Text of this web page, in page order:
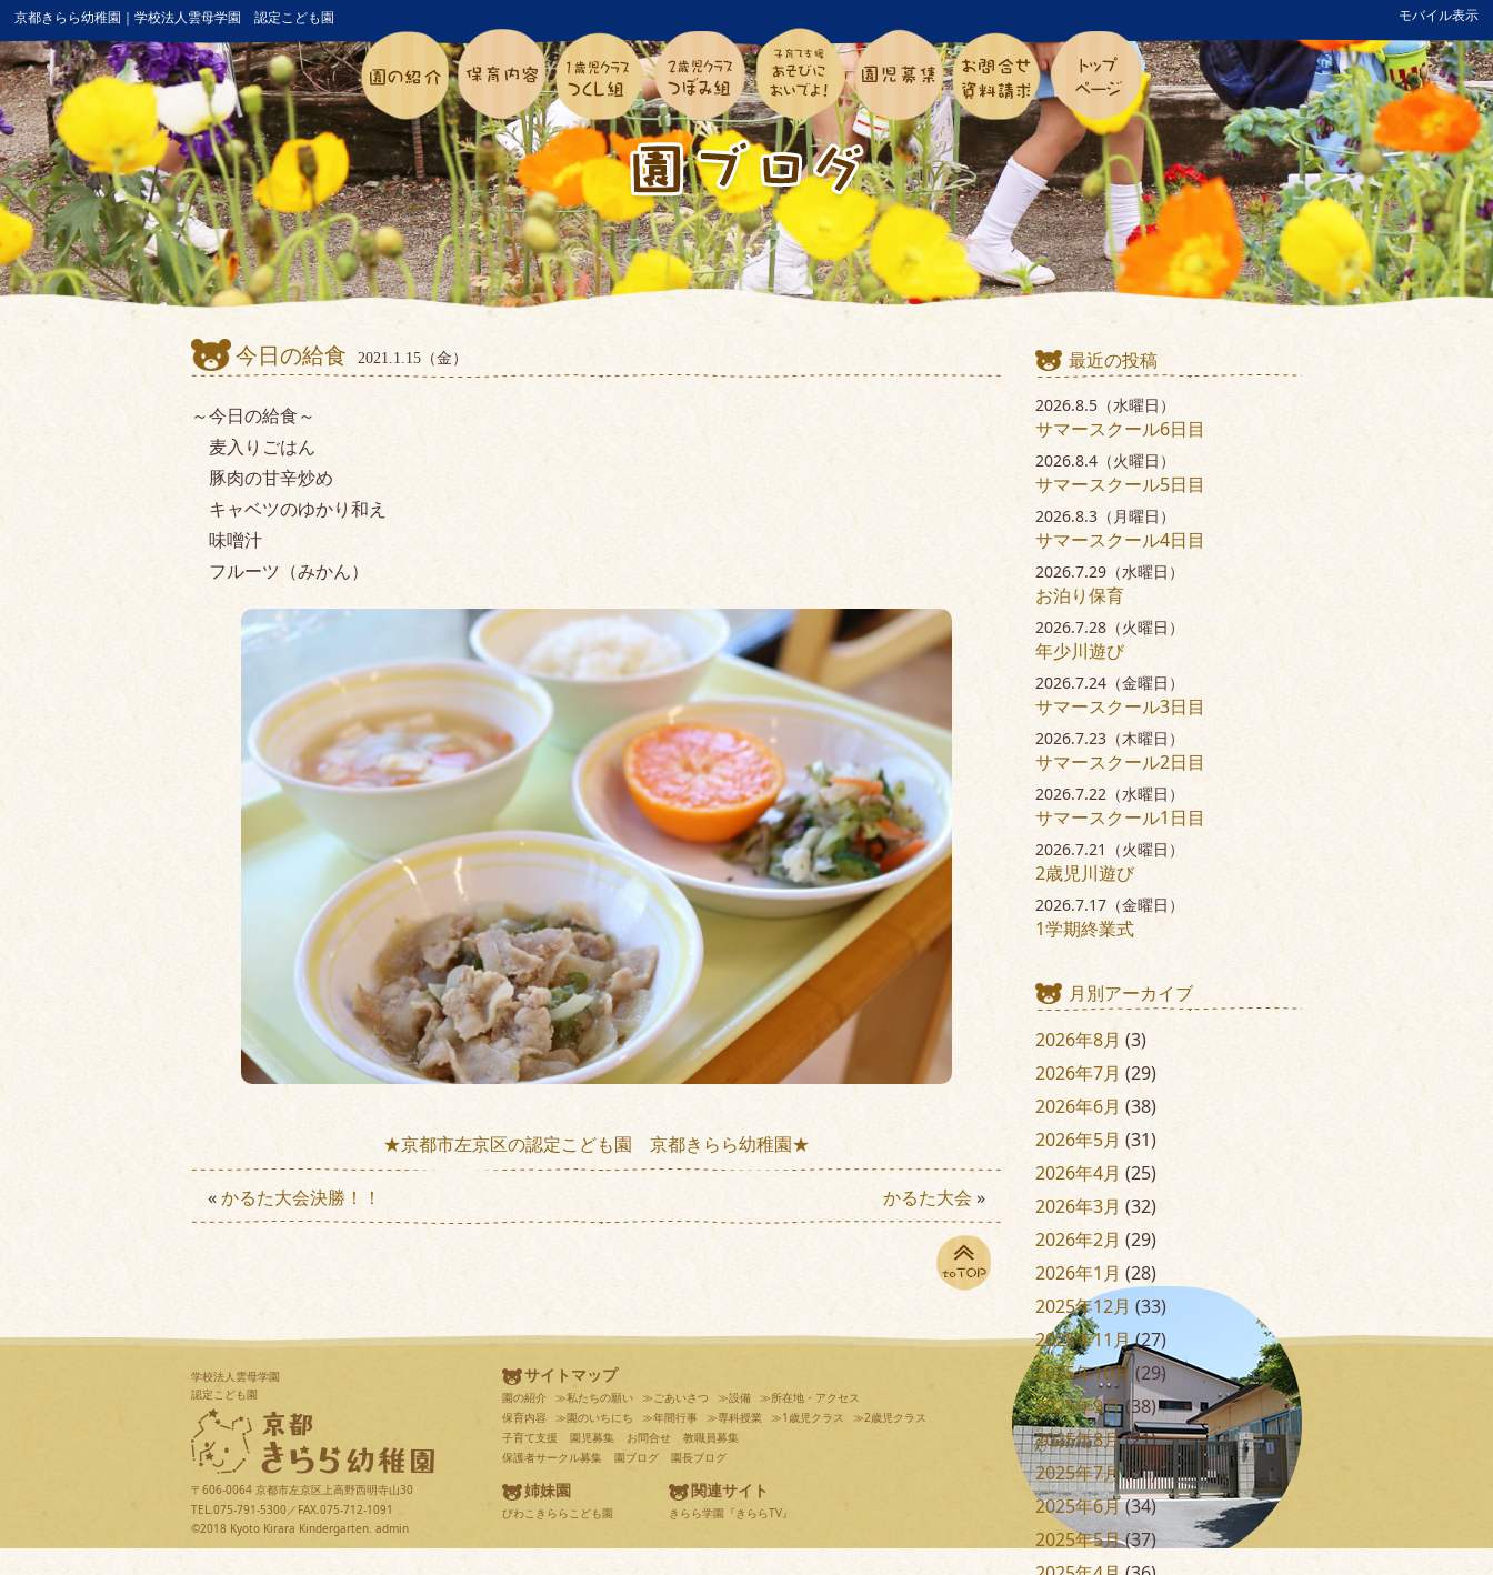
京都きらら幼稚園｜学校法人雲母学園 認定こども園 モバイル表示
今日の給食 2021.1.15（金）
～今日の給食～
麦入りごはん
豚肉の甘辛炒め
キャベツのゆかり和え
味噌汁
フルーツ（みかん）
★京都市左京区の認定こども園 京都きらら幼稚園★
«かるた大会決勝！！ かるた大会 »
最近の投稿
2026.8.5（水曜日）
サマースクール6日目
2026.8.4（火曜日）
サマースクール5日目
2026.8.3（月曜日）
サマースクール4日目
2026.7.29（水曜日）
お泊り保育
2026.7.28（火曜日）
年少川遊び
2026.7.24（金曜日）
サマースクール3日目
2026.7.23（木曜日）
サマースクール2日目
2026.7.22（水曜日）
サマースクール1日目
2026.7.21（火曜日）
2歳児川遊び
2026.7.17（金曜日）
1学期終業式
月別アーカイブ
2026年8月 (3)
2026年7月 (29)
2026年6月 (38)
2026年5月 (31)
2026年4月 (25)
2026年3月 (32)
2026年2月 (29)
2026年1月 (28)
2025年12月 (33)
2025年11月(27)
2025年10月 (29)
2025年9月(38)
2025年8月(21)
2025年7月(31)
2025年6月(34)
2025年5月(37)
学校法人雲母学園
認定こども園
〒606-0064 京都市左京区上高野西明寺山30
TEL.075-791-5300／FAX.075-712-1091
©2018 Kyoto Kirara Kindergarten. admin
サイトマップ
園の紹介 ≫私たちの願い ≫ごあいさつ ≫設備 ≫所在地・アクセス
保育内容
≫園のいちにち ≫年間行事 ≫専科授業 ≫1歳児クラス
≫2歳児クラス
子育て支援
園児募集 お問合せ
教職員募集
保護者サークル募集
園ブログ 園長ブログ
姉妹園
びわこきららこども園
関連サイト
きらら学園『きららTV』